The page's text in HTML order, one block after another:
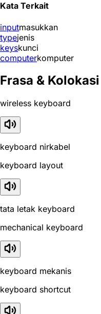
Kata Terkait
inputmasukkan
typejenis
keyskunci
computerkomputer
Frasa & Kolokasi
wireless keyboard
keyboard nirkabel
keyboard layout
tata letak keyboard
mechanical keyboard
keyboard mekanis
keyboard shortcut